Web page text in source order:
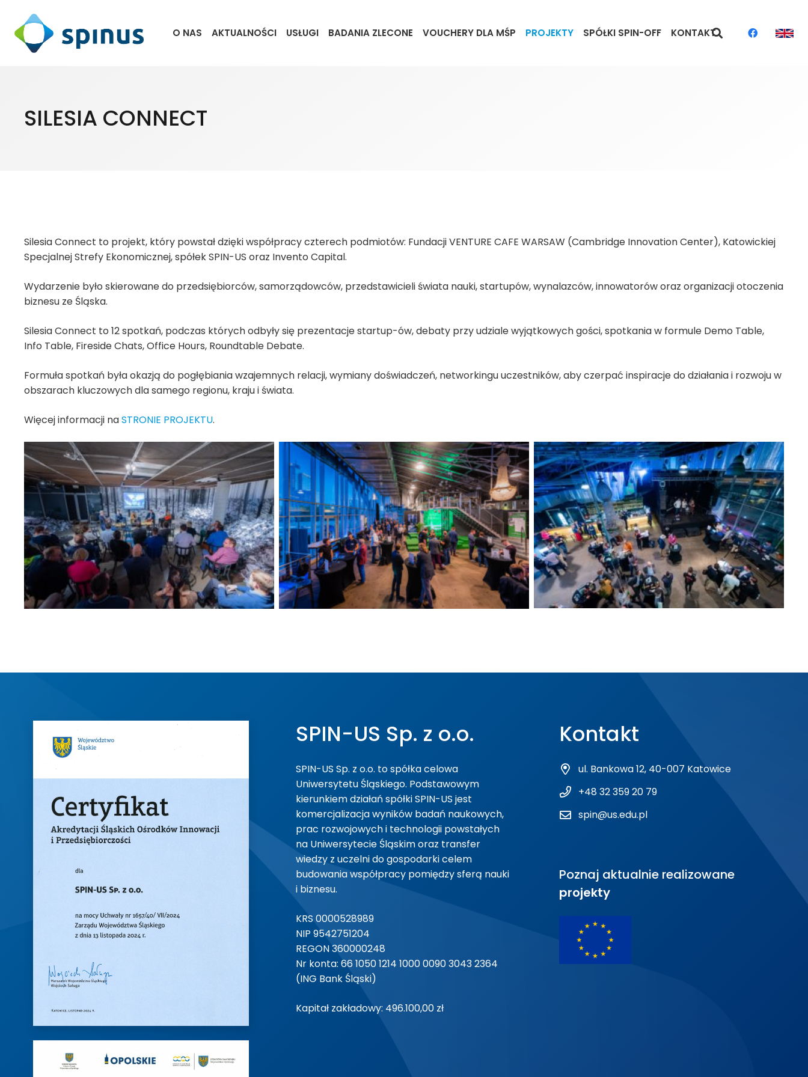
O NAS AKTUALNOŚCI USŁUGI BADANIA ZLECONE VOUCHERY DLA MŚP PROJEKTY SPÓŁKI SPIN-OFF KONTAKT
SILESIA CONNECT
Silesia Connect to projekt, który powstał dzięki współpracy czterech podmiotów: Fundacji VENTURE CAFE WARSAW (Cambridge Innovation Center), Katowickiej
Specjalnej Strefy Ekonomicznej, spółek SPIN-US oraz Invento Capital.
Wydarzenie było skierowane do przedsiębiorców, samorządowców, przedstawicieli świata nauki, startupów, wynalazców, innowatorów oraz organizacji otoczenia
biznesu ze Śląska.
Silesia Connect to 12 spotkań, podczas których odbyły się prezentacje startup-ów, debaty przy udziale wyjątkowych gości, spotkania w formule Demo Table,
Info Table, Fireside Chats, Office Hours, Roundtable Debate.
Formuła spotkań była okazją do pogłębiania wzajemnych relacji, wymiany doświadczeń, networkingu uczestników, aby czerpać inspiracje do działania i rozwoju w
obszarach kluczowych dla samego regionu, kraju i świata.
Więcej informacji naSTRONIE PROJEKTU.
SPIN-US Sp. z o.o.
SPIN-US Sp. z o.o. to spółka celowa
Uniwersytetu Śląskiego. Podstawowym
kierunkiem działań spółki SPIN-US jest
komercjalizacja wyników badań naukowych,
prac rozwojowych i technologii powstałych
na Uniwersytecie Śląskim oraz transfer
wiedzy z uczelni do gospodarki celem
budowania współpracy pomiędzy sferą nauki
i biznesu.
KRS 0000528989
NIP 9542751204
REGON 360000248
Nr konta: 66 1050 1214 1000 0090 3043 2364
(ING Bank Śląski)
Kapitał zakładowy: 496.100,00 zł
Kontakt
ul. Bankowa 12, 40-007 Katowice
+48 32 359 20 79
spin@us.edu.pl
Poznaj aktualnie realizowane
projekty